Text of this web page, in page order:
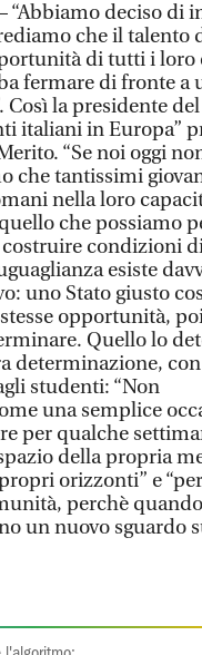
“Abbiamo deciso di
che il talento
di tutti i loro
fermare di fronte
Così la presidente
italiani in Europa”
“Se noi oggi
che tantissimi
nella loro
che possiamo
costruire condizioni
esiste
uno Stato giusto
opportunità,
Quello lo
determinazione, con
studenti: “Non
una semplice
per qualche
della propria
orizzonti” e
perchè
un nuovo sguardo